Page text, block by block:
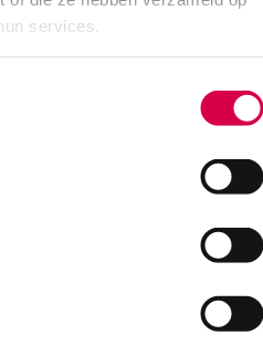
services.